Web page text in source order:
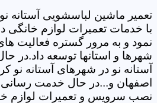
تعمیر ماشین لباسشویی آستانه نو
با خدمات تعمیرات لوازم خانگی در
نمود و به مرور گستره فعالیت
شهرها و استانها توسعه داد.در
آستانه نو در شهرهای آستانه نو
اصفهان و...در حال خدمت رسانی
نصب سرویس و تعمیرات لوازم